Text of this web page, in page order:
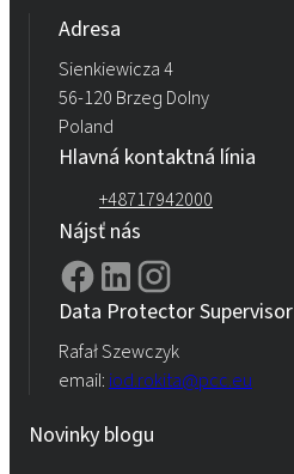
Adresa
Sienkiewicza 4
56-120 Brzeg Dolny
Poland
Hlavná kontaktná línia
+48717942000
Nájsť nás
Data Protector Supervisor
Rafał Szewczyk
email: iod.rokita@pcc.eu
Novinky blogu